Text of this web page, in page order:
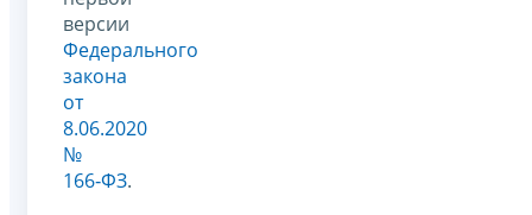
версии
Федерального
закона
от
8.06.2020
№
166‑ФЗ.